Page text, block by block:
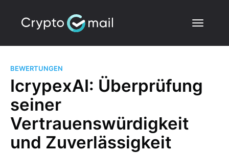
BEWERTUNGEN
IcrypexAI: Überprüfung
seiner
Vertrauenswürdigkeit
und Zuverlässigkeit